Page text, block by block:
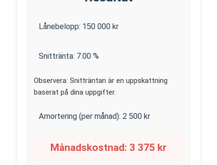
Lånebelopp: 150 000 kr
Snittränta: 7.00 %
Observera: Snitträntan är en uppskattning
baserat på dina uppgifter.
Amortering (per månad): 2 500 kr
Månadskostnad: 3 375 kr